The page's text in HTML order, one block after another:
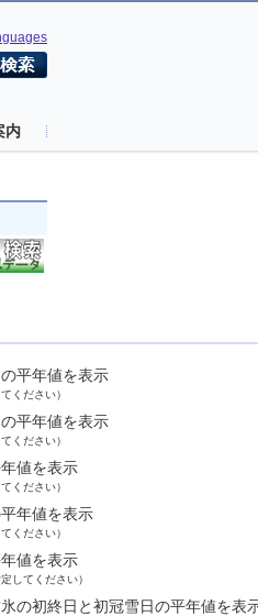
内
平年値を表示
ください）
平年値を表示
ください）
値を表示
ください）
年値を表示
ください）
値を表示
してください）
の初終日と初冠雪日の平年値を表